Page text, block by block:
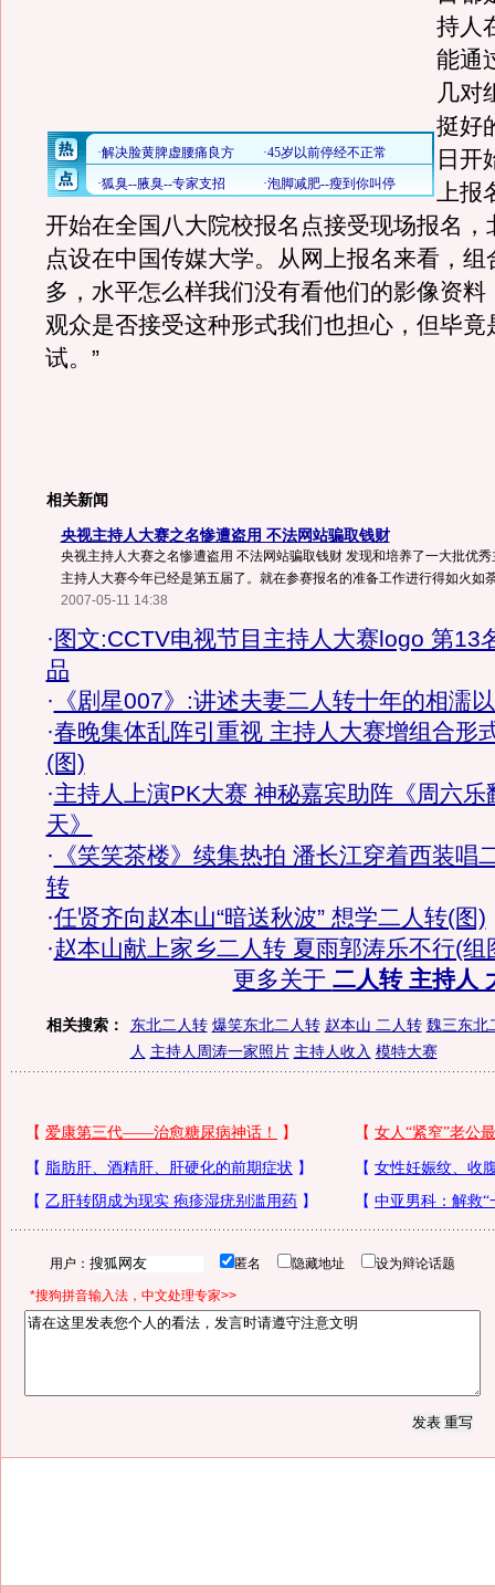
持人
能通
几对
挺好
日开
上报
开始在全国八大院校报名点接受现场报名，
点设在中国传媒大学。从网上报名来看，组
多，水平怎么样我们没有看他们的影像资料
观众是否接受这种形式我们也担心，但毕竟
试。”
相关新闻
央视主持人大赛之名惨遭盗用 不法网站骗取钱财
央视主持人大赛之名惨遭盗用 不法网站骗取钱财 发现和培养了一大批优
主持人大赛今年已经是第五届了。就在参赛报名的准备工作进行得如火如
2007-05-11 14:38
· 图文:CCTV电视节目主持人大赛logo 第13
品
· 《剧星007》:讲述夫妻二人转十年的相濡
·春晚集体乱阵引重视 主持人大赛增组合形
(图)
·主持人上演PK大赛 神秘嘉宾助阵《周六乐
天》
· 《笑笑茶楼》续集热拍 潘长江穿着西装唱
转
·任贤齐向赵本山“暗送秋波” 想学二人转(图)
·赵本山献上家乡二人转 夏雨郭涛乐不行(组
更多关于 二人转 主持人
相关搜索： 东北二人转 爆笑东北二人转 赵本山 二人转 魏三东北
人 主持人周涛一家照片 主持人收入 模特大赛
用户： 匿名 隐藏地址 设为辩论话题
*搜狗拼音输入法，中文处理专家>>